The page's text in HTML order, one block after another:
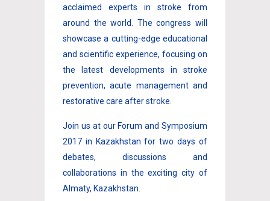
acclaimed experts in stroke from
around the world. The congress will
showcase a cutting-edge educational
and scientific experience, focusing on
the latest developments in stroke
prevention, acute management and
restorative care after stroke.
Join us at our Forum and Symposium
2017 in Kazakhstan for two days of
debates, discussions and
collaborations in the exciting city of
Almaty, Kazakhstan.